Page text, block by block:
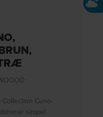
Cuno-
simpel